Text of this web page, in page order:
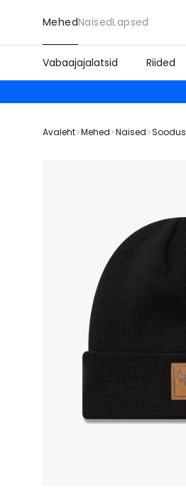
MehedNaisedLapsed
Vabaajajalatsid Riided
Avaleht Mehed Naised Soodus